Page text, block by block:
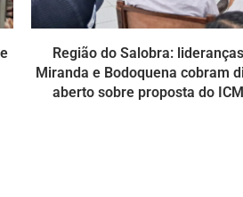
Região do Salobra:
Miranda e Bodoquena cobram
aberto sobre proposta do